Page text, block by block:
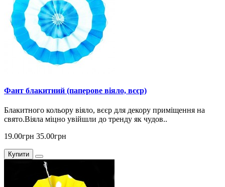
Фант блакитний (паперове віяло, вєєр)
Блакитного кольору віяло, вєєр для декору приміщення на
свято.Віяла міцно увійшли до тренду як чудов..
19.00грн 35.00грн
Купити